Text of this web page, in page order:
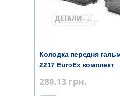
Колодка передня
2217 EuroEx комплект
280.13 грн.